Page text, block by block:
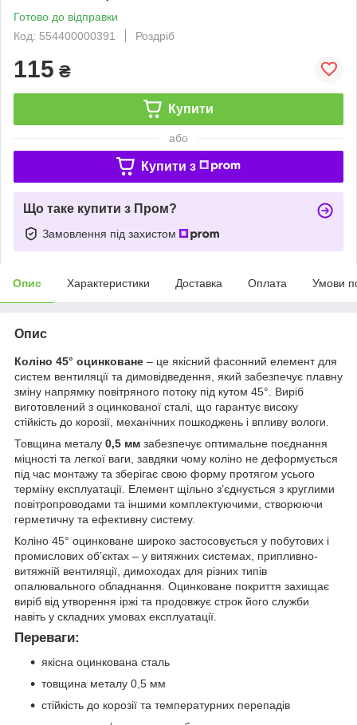
Готово до відправки
Код: 554400000391
Роздріб
115 ₴
Купити
або
Купити з
Що таке купити з Пром?
Замовлення під захистом
Опис Характеристики Доставка Оплата Умови
Опис
Коліно 45° оцинковане – це якісний фасонний елемент для
систем вентиляції та димовідведення, який забезпечує плавну
зміну напрямку повітряного потоку під кутом 45°. Виріб
виготовлений з оцинкованої сталі, що гарантує високу
стійкість до корозії, механічних пошкоджень і впливу вологи.
Товщина металу 0,5 мм забезпечує оптимальне поєднання
міцності та легкої ваги, завдяки чому коліно не деформується
під час монтажу та зберігає свою форму протягом усього
терміну експлуатації. Елемент щільно з’єднується з круглими
повітропроводами та іншими комплектуючими, створюючи
герметичну та ефективну систему.
Коліно 45° оцинковане широко застосовується у побутових і
промислових об’єктах – у витяжних системах, припливно-
витяжній вентиляції, димоходах для різних типів
опалювального обладнання. Оцинковане покриття захищає
виріб від утворення іржі та продовжує строк його служби
навіть у складних умовах експлуатації.
Переваги:
якісна оцинкована сталь
товщина металу 0,5 мм
стійкість до корозії та температурних перепадів